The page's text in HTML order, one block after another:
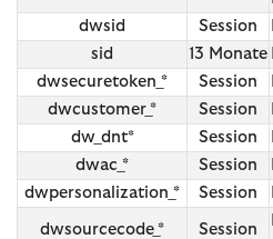
dwsid
Session
sid
13 Monate
dwsecuretoken_*
Session
dwcustomer_*
Session
dw_dnt*
Session
dwac_*
Session
dwpersonalization_*
Session
dwsourcecode_* Session